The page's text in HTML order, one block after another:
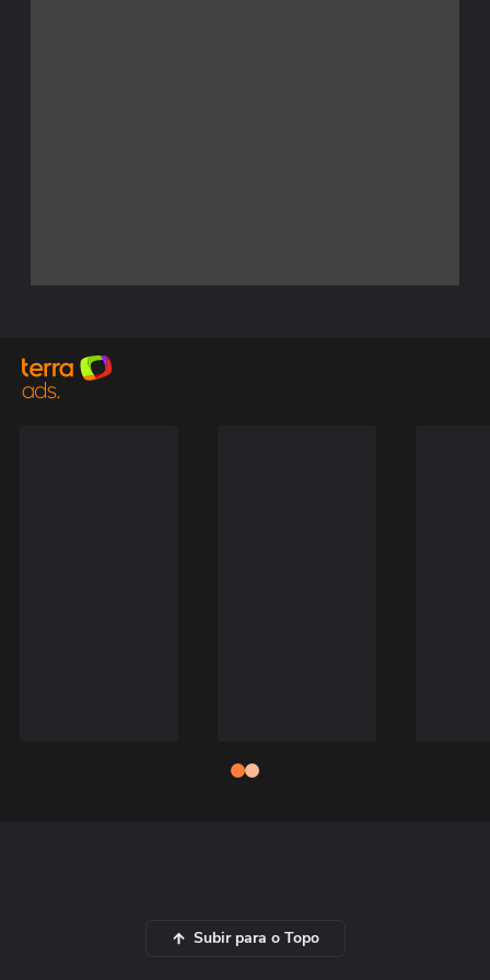
Subir para o Topo